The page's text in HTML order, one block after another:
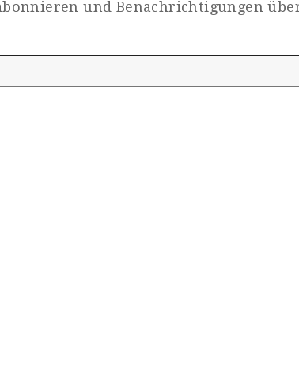
und Benachrichtigungen